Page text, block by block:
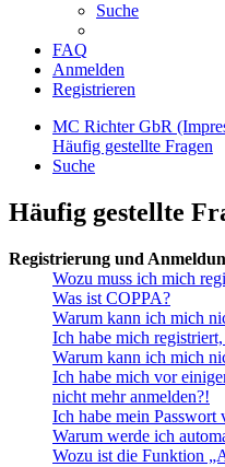
Suche
FAQ
Anmelden
Registrieren
MC Richter GbR
Häufig gestellte Fragen
Suche
Häufig gestellte
Registrierung und
Wozu muss ich mich
Was ist COPPA?
Warum kann ich mich
Ich habe mich
Warum kann ich mich
Ich habe mich vor
nicht mehr anmelden?!
Ich habe mein Passwort
Warum werde ich
Wozu ist die Funktion